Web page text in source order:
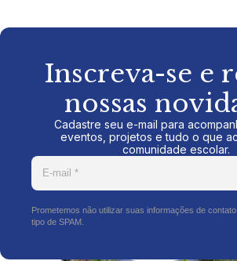
Inscreva-se e
nossas
Cadastre seu e-mail para
eventos, projetos e tudo o que
comunidade escolar.
Prometemos não utilizar suas informações de
tipo de SPAM.